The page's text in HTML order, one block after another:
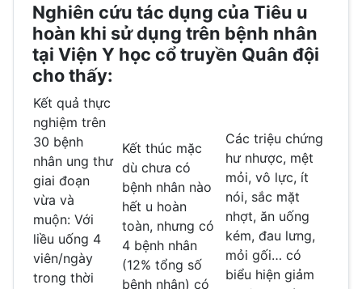
Nghiên cứu tác dụng của Tiêu u
hoàn khi sử dụng trên bệnh nhân
tại Viện Y học cổ truyền Quân đội
cho thấy:
Kết quả thực
nghiệm trên
30 bệnh
nhân ung thư
giai đoạn
vừa và
muộn: Với
liều uống 4
viên/ngày
trong thời
Kết thúc mặc
dù chưa có
bệnh nhân nào
hết u hoàn
toàn, nhưng có
4 bệnh nhân
(12% tổng số
bệnh nhân) có
Các triệu chứng
hư nhược, mệt
mỏi, vô lực, ít
nói, sắc mặt
nhợt, ăn uống
kém, đau lưng,
mỏi gối… có
biểu hiện giảm